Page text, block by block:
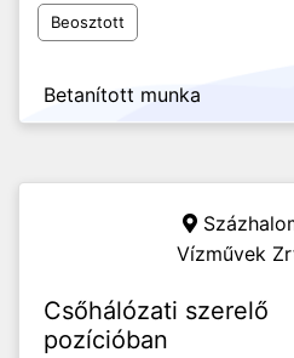
Beosztott
Betanított munka
Vízművek
Csőhálózati szerelő
pozícióban